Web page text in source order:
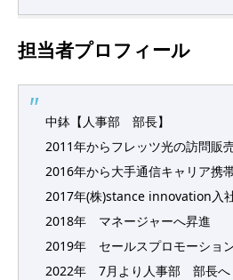
担当者プロフィール
中鉢【人事部 部長】
2011年からフレッツ光の訪問販
2016年から大手通信キャリア携
2017年(株)stance innovation入
2018年 マネージャーへ昇進
2019年 セールスプロモーショ
2022年 7月より人事部 部長へ